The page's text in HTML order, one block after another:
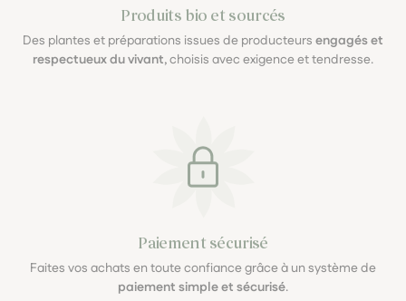
Produits bio et sourcés
Des plantes et préparations issues de producteurs engagés et
respectueux du vivant, choisis avec exigence et tendresse.
Paiement sécurisé
Faites vos achats en toute confiance grâce à un système de
paiement simple et sécurisé.